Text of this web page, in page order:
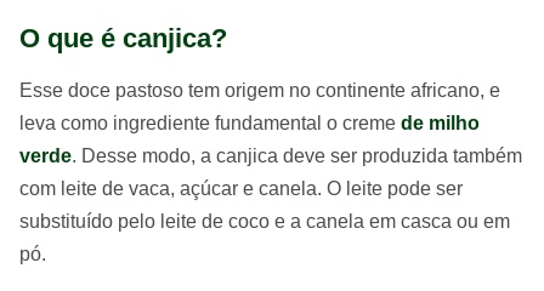
O que é canjica?
Esse doce pastoso tem origem no continente africano, e
leva como ingrediente fundamental o creme de milho
verde. Desse modo, a canjica deve ser produzida também
com leite de vaca, açúcar e canela. O leite pode ser
substituído pelo leite de coco e a canela em casca ou em
pó.